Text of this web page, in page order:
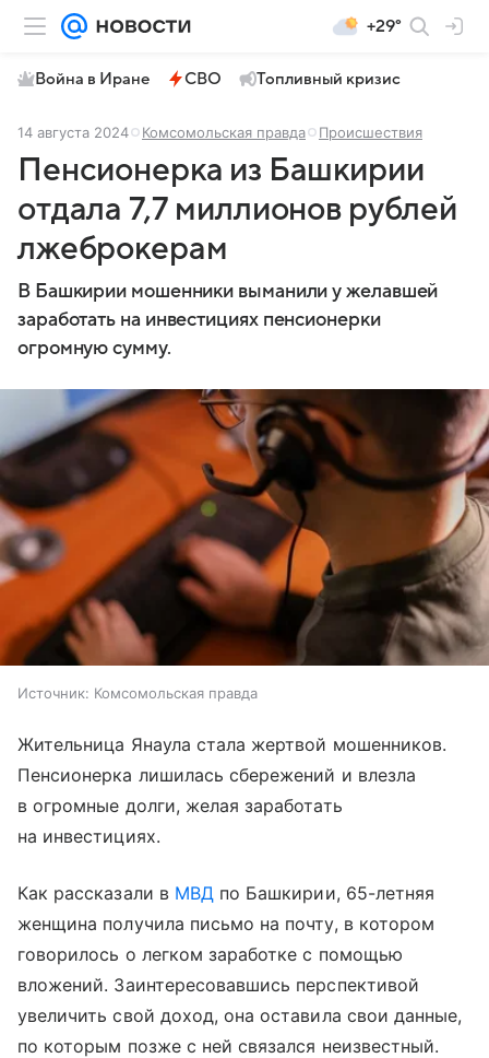
+29°
Война в Иране СВО Топливный кризис
14 августа 2024 Комсомольская правда Происшествия
Пенсионерка из Башкирии
отдала 7,7 миллионов рублей
лжеброкерам
В Башкирии мошенники выманили у желавшей
заработать на инвестициях пенсионерки
огромную сумму.
Источник: Комсомольская правда
Жительница Янаула стала жертвой мошенников.
Пенсионерка лишилась сбережений и влезла
в огромные долги, желая заработать
на инвестициях.
Как рассказали в МВД по Башкирии, 65-летняя
женщина получила письмо на почту, в котором
говорилось о легком заработке с помощью
вложений. Заинтересовавшись перспективой
увеличить свой доход, она оставила свои данные,
по которым позже с ней связался неизвестный.